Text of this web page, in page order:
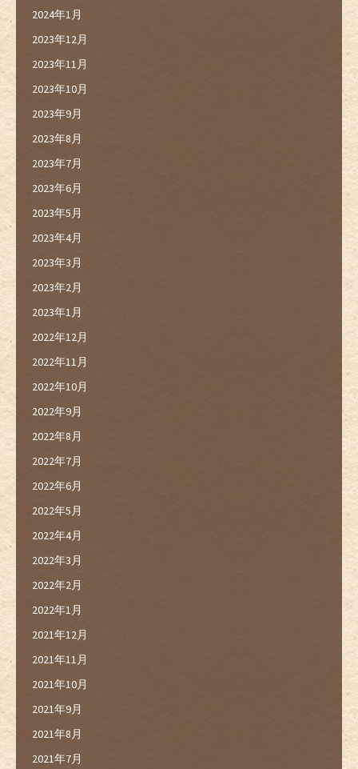
2024年1月
2023年12月
2023年11月
2023年10月
2023年9月
2023年8月
2023年7月
2023年6月
2023年5月
2023年4月
2023年3月
2023年2月
2023年1月
2022年12月
2022年11月
2022年10月
2022年9月
2022年8月
2022年7月
2022年6月
2022年5月
2022年4月
2022年3月
2022年2月
2022年1月
2021年12月
2021年11月
2021年10月
2021年9月
2021年8月
2021年7月